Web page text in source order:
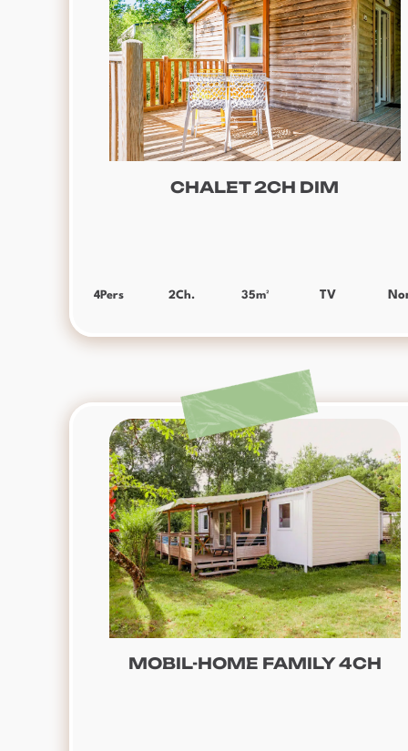
CHALET 2CH DIM
4Pers 2Ch. 35m² TV
MOBIL-HOME FAMILY 4CH